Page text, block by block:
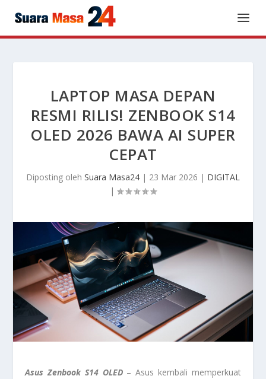
LAPTOP MASA DEPAN
RESMI RILIS! ZENBOOK S14
OLED 2026 BAWA AI SUPER
CEPAT
Diposting oleh Suara Masa24 | 23 Mar 2026 | DIGITAL
|
Asus Zenbook S14 OLED– Asus kembali memperkuat